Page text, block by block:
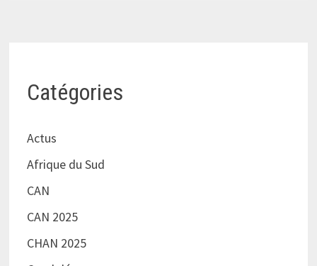
Catégories
Actus
Afrique du Sud
CAN
CAN 2025
CHAN 2025